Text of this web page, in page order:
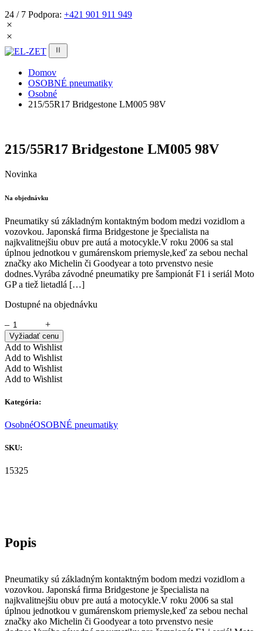
24 / 7 Podpora: +421 901 911 949
Domov
OSOBNÉ pneumatiky
Osobné
215/55R17 Bridgestone LM005 98V
215/55R17 Bridgestone LM005 98V
Novinka
Na objednávku
Pneumatiky sú základným kontaktným bodom medzi vozidlom a
vozovkou. Japonská firma Bridgestone je špecialista na
najkvalitnejšiu obuv pre autá a motocykle.V roku 2006 sa stal
úplnou jednotkou v gumárenskom priemysle,keď za sebou nechal
značky ako Michelin či Goodyear a toto prvenstvo nesie
dodnes.Vyrába závodné pneumatiky pre šampionát F1 i seriál Moto
GP a tiež lietadlá […]
Dostupné na objednávku
–
+
Vyžiadať cenu
Add to Wishlist
Add to Wishlist
Add to Wishlist
Add to Wishlist
Kategória:
OsobnéOSOBNÉ pneumatiky
SKU:
15325
Pneumatiky sú základným kontaktným bodom medzi vozidlom a
vozovkou. Japonská firma Bridgestone je špecialista na
najkvalitnejšiu obuv pre autá a motocykle.V roku 2006 sa stal
úplnou jednotkou v gumárenskom priemysle,keď za sebou nechal
značky ako Michelin či Goodyear a toto prvenstvo nesie